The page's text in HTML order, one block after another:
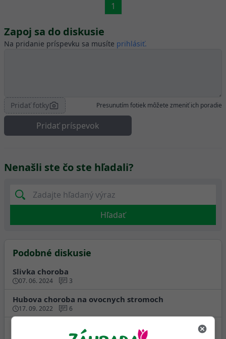
1
Zapoj sa do diskusie
Na pridanie príspevku sa musíte prihlásiť.
Pridať fotky Presunutím fotiek môžete zmeniť ich poradie
Pridať príspevok
Nenašli ste čo ste hľadali?
Hľadať
Podobné diskusie
Slivka choroba
07. 06. 2024 3
Hubova choroba na ovocnych stromoch
17. 09. 2022 6
Choroba ruží - usychanie
4